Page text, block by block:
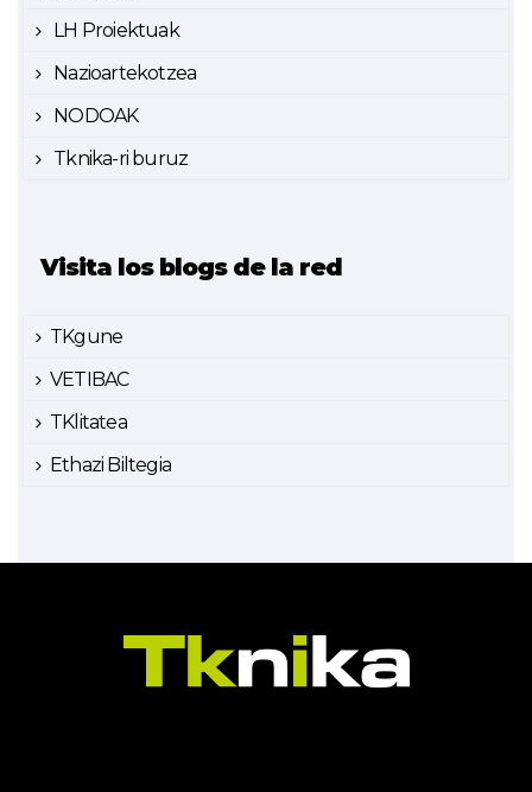
LH Proiektuak
Nazioartekotzea
NODOAK
Tknika-ri buruz
Visita los blogs de la red
TKgune
VETIBAC
TKlitatea
Ethazi Biltegia